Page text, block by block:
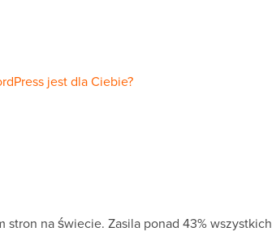
jest dla Ciebie?
na świecie. Zasila ponad 43% wszystkich